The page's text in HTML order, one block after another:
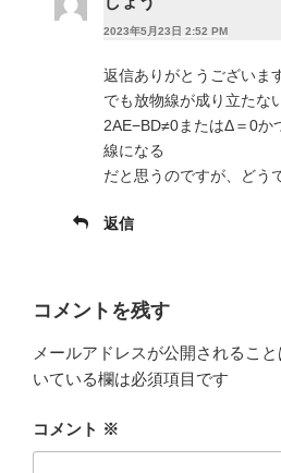
2023年5月23日 2:52 PM
返信ありがとうございま
でも放物線が成り立たな
2AE−BD≠0またはΔ＝0か
線になる
だと思うのですが、どう
返信
コメントを残す
メールアドレスが公開されること
いている欄は必須項目です
コメント ※